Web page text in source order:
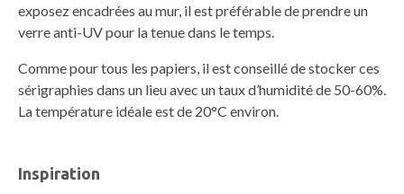
exposez encadrées au mur, il est préférable de prendre un
verre anti-UV pour la tenue dans le temps.
Comme pour tous les papiers, il est conseillé de stocker ces
sérigraphies dans un lieu avec un taux d’humidité de 50-60%.
La température idéale est de 20°C environ.
Inspiration